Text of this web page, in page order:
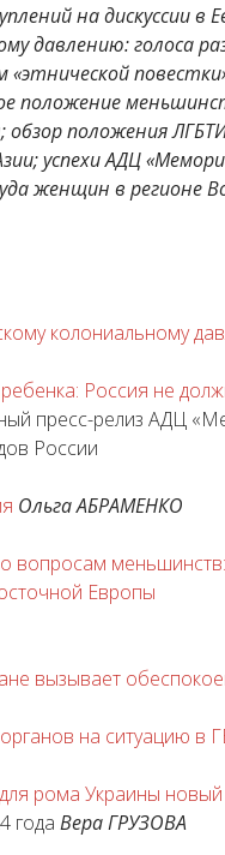
на дискуссии
давлению: голоса
«этнической
положение
обзор положения
успехи АДЦ
женщин в регионе
колониальному
Россия не
пресс-релиз АДЦ
России
Ольга АБРАМЕНКО
вопросам
Европы
вызывает
на ситуацию в
рома Украины
года Вера ГРУЗОВА